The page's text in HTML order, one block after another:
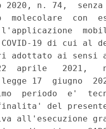
2020, n. 74,
molecolare  con
l'applicazione
19 di cui al
adottato ai sensi
aprile   2021,
17  giugno
periodo  e'
del
all'esecuzione